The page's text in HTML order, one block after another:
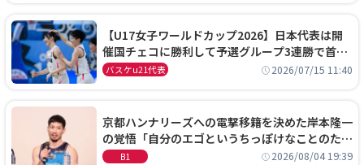
【U17女子ワールドカップ2026】日本代表は開
催国チェコに勝利して予選グループ3連勝で首位
通過！準々決勝の相手はエジプトに決定
バスケu21代表 2026/07/15 11:40
京都ハンナリーズへの電撃移籍を決めた岸本隆一
の覚悟「自分のエゴというちっぽけなことのため
に、京都に来たわけではない」
B1 2026/08/04 19:39